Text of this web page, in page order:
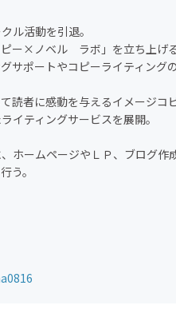
ル活動を引退。
ー×ノベル ラボ」を立ち上げる
サポートやコピーライティング
読者に感動を与えるイメージコ
イティングサービスを展開。
ホームページやＬＰ、ブログ作
う。